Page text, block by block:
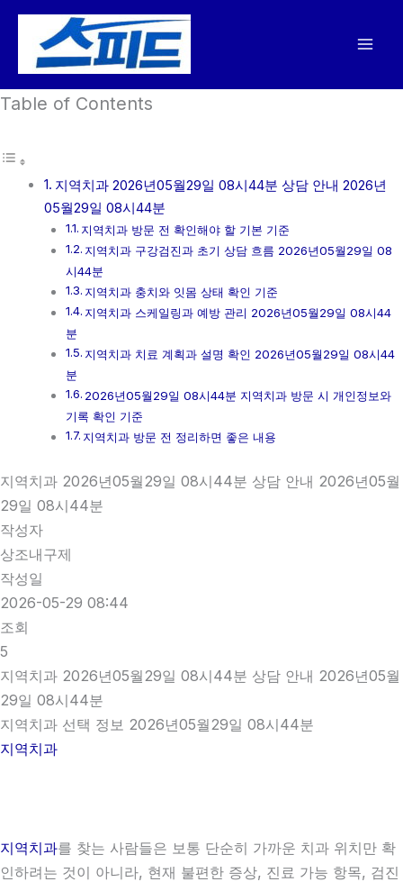
건
뛰
Table of Contents
지역치과 2026년05월29일 08시44분 상담 안내 2026년
05월29일 08시44분
지역치과 방문 전 확인해야 할 기본 기준
지역치과 구강검진과 초기 상담 흐름 2026년05월29일 08
시44분
지역치과 충치와 잇몸 상태 확인 기준
지역치과 스케일링과 예방 관리 2026년05월29일 08시44
분
지역치과 치료 계획과 설명 확인 2026년05월29일 08시44
분
2026년05월29일 08시44분 지역치과 방문 시 개인정보와
기록 확인 기준
지역치과 방문 전 정리하면 좋은 내용
지역치과 2026년05월29일 08시44분 상담 안내 2026년05월
29일 08시44분
작성자
상조내구제
작성일
2026-05-29 08:44
조회
5
지역치과 2026년05월29일 08시44분 상담 안내 2026년05월
29일 08시44분
지역치과 선택 정보 2026년05월29일 08시44분
지역치과
지역치과를 찾는 사람들은 보통 단순히 가까운 치과 위치만 확
인하려는 것이 아니라, 현재 불편한 증상, 진료 가능 항목, 검진